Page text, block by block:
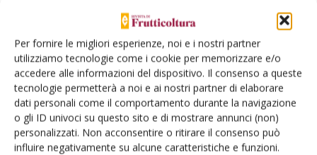
Per fornire le migliori esperienze, noi e i nostri partner
utilizziamo tecnologie come i cookie per memorizzare e/o
accedere alle informazioni del dispositivo. Il consenso a queste
tecnologie permetterà a noi e ai nostri partner di elaborare
dati personali come il comportamento durante la navigazione
o gli ID univoci su questo sito e di mostrare annunci (non)
personalizzati. Non acconsentire o ritirare il consenso può
influire negativamente su alcune caratteristiche e funzioni.
E-magazine
Tecniche, prodotti e servizi dalle aziende